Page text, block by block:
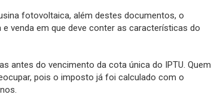
fotovoltaica, além destes documentos, o
venda em que deve conter as características do
antes do vencimento da cota única do IPTU. Quem
pois o imposto já foi calculado com o